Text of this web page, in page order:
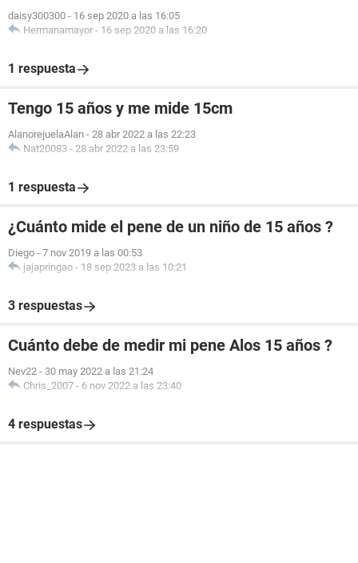
daisy300300 - 16 sep 2020 a las 16:05
Hermanamayor - 16 sep 2020 a las 16:20
1 respuesta
Tengo 15 años y me mide 15cm
AlanorejuelaAlan - 28 abr 2022 a las 22:23
Nat20083 - 28 abr 2022 a las 23:59
1 respuesta
¿Cuánto mide el pene de un niño de 15 años ?
Diego - 7 nov 2019 a las 00:53
jajapringao - 18 sep 2023 a las 10:21
3 respuestas
Cuánto debe de medir mi pene Alos 15 años ?
Nev22 - 30 may 2022 a las 21:24
Chris_2007 - 6 nov 2022 a las 23:40
4 respuestas